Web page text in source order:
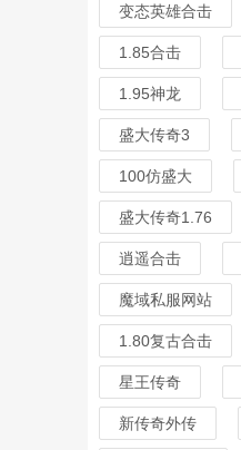
变态英雄合击
1.85合击
1.95神龙
盛大传奇3
100仿盛大
盛大传奇1.76
逍遥合击
魔域私服网站
1.80复古合击
星王传奇
新传奇外传